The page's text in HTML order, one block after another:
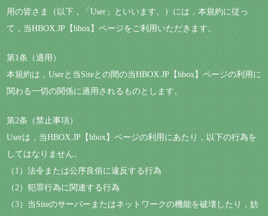
用の皆さま（以下，「User」といいます。）には，本規約に従っ
て，当HBOX.JP【hbox】ページをご利用いただきます。
第1条（適用）
本規約は，Userと当Siteとの間の当HBOX.JP【hbox】ページの利用に
関わる一切の関係に適用されるものとします。
第2条（禁止事項）
Userは，当HBOX.JP【hbox】ページの利用にあたり，以下の行為を
してはなりません。
（1）法令または公序良俗に違反する行為
（2）犯罪行為に関連する行為
（3）当Siteのサーバーまたはネットワークの機能を破壊したり，妨